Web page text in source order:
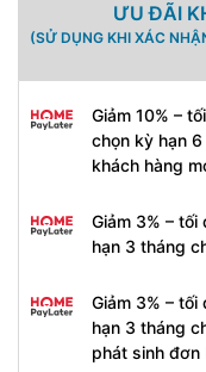
ƯU ĐÃI
(SỬ DỤNG KHI XÁC
Giảm 10% –
chọn kỳ hạn
khách hàng
Giảm 3% –
hạn 3 tháng
Giảm 3% –
hạn 3 tháng
phát sinh đơn